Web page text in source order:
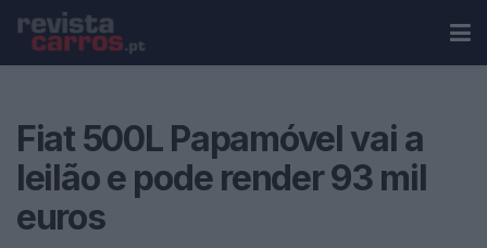
Fiat 500L Papamóvel vai a
leilão e pode render 93 mil
euros